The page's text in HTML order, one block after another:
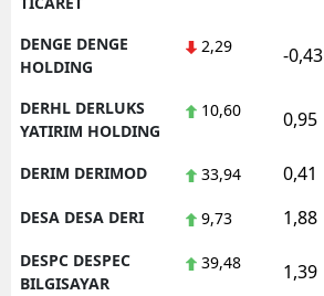
DENGE DENGE
HOLDING
2,29 -0,43
DERHL DERLUKS
YATIRIM HOLDING
10,60 0,95
DERIM DERIMOD 33,94 0,41
DESA DESA DERI 9,73 1,88
DESPC DESPEC
BILGISAYAR
39,48 1,39